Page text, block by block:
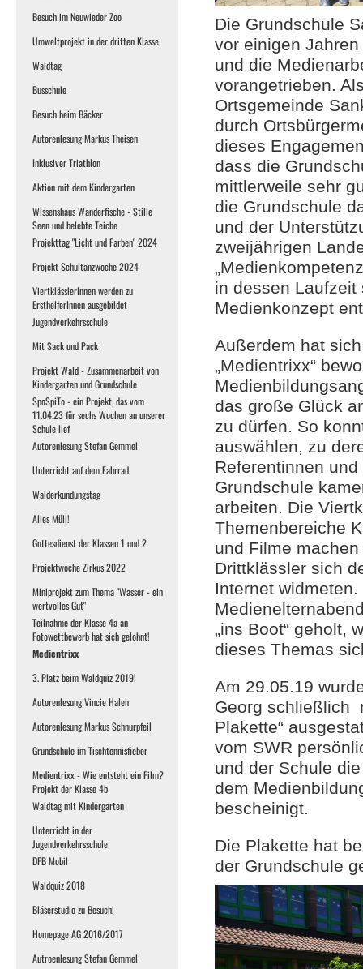
Besuch im Neuwieder Zoo
Umweltprojekt in der dritten Klasse
Waldtag
Busschule
Besuch beim Bäcker
Autorenlesung Markus Theisen
Inklusiver Triathlon
Aktion mit dem Kindergarten
Wissenshaus Wanderfische - Stille
Seen und belebte Teiche
Projekttag "Licht und Farben" 2024
Projekt Schultanzwoche 2024
ViertklässlerInnen werden zu
ErsthelferInnen ausgebildet
Jugendverkehrsschule
Mit Sack und Pack
Projekt Wald - Zusammenarbeit von
Kindergarten und Grundschule
SpoSpiTo - ein Projekt, das vom
11.04.23 für sechs Wochen an unserer
Schule lief
Autorenlesung Stefan Gemmel
Unterricht auf dem Fahrrad
Walderkundungstag
Alles Müll!
Gottesdienst der Klassen 1 und 2
Projektwoche Zirkus 2022
Miniprojekt zum Thema "Wasser - ein
wertvolles Gut"
Teilnahme der Klasse 4a an
Fotowettbewerb hat sich gelohnt!
Medientrixx
3. Platz beim Waldquiz 2019!
Autorenlesung Vincie Halen
Autorenlesung Markus Schnurpfeil
Grundschule im Tischtennisfieber
Medientrixx - Wie entsteht ein Film?
Projekt der Klasse 4b
Waldtag mit Kindergarten
Unterricht in der
Jugendverkehrsschule
DFB Mobil
Waldquiz 2018
Bläserstudio zu Besuch!
Homepage AG 2016/2017
Autroenlesung Stefan Gemmel
Die Grundschule
vor einigen Jahren
und die
vorangetrieben.
Ortsgemeinde
durch
dieses
dass die
mittlerweile sehr
die Grundschule
und der
zweijährigen
in dessen
Medienkonzept
Außerdem hat
„Medientrixx“
das große Glück
zu dürfen. So
auswählen, zu
Referentinnen
Grundschule
arbeiten. Die
Themenbereiche
und Filme
Drittklässler sich
Internet
„ins Boot“ geholt,
dieses Themas
Am 29.05.19
Georg schließlich
Plakette“
vom SWR
und der Schule
dem
bescheinigt.
Die Plakette hat
der Grundschule